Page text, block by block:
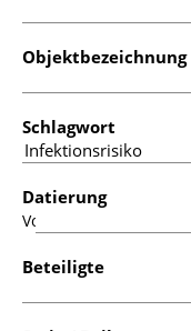
Objektbezeichnung
Schlagwort
Datierung
Von:
Beteiligte